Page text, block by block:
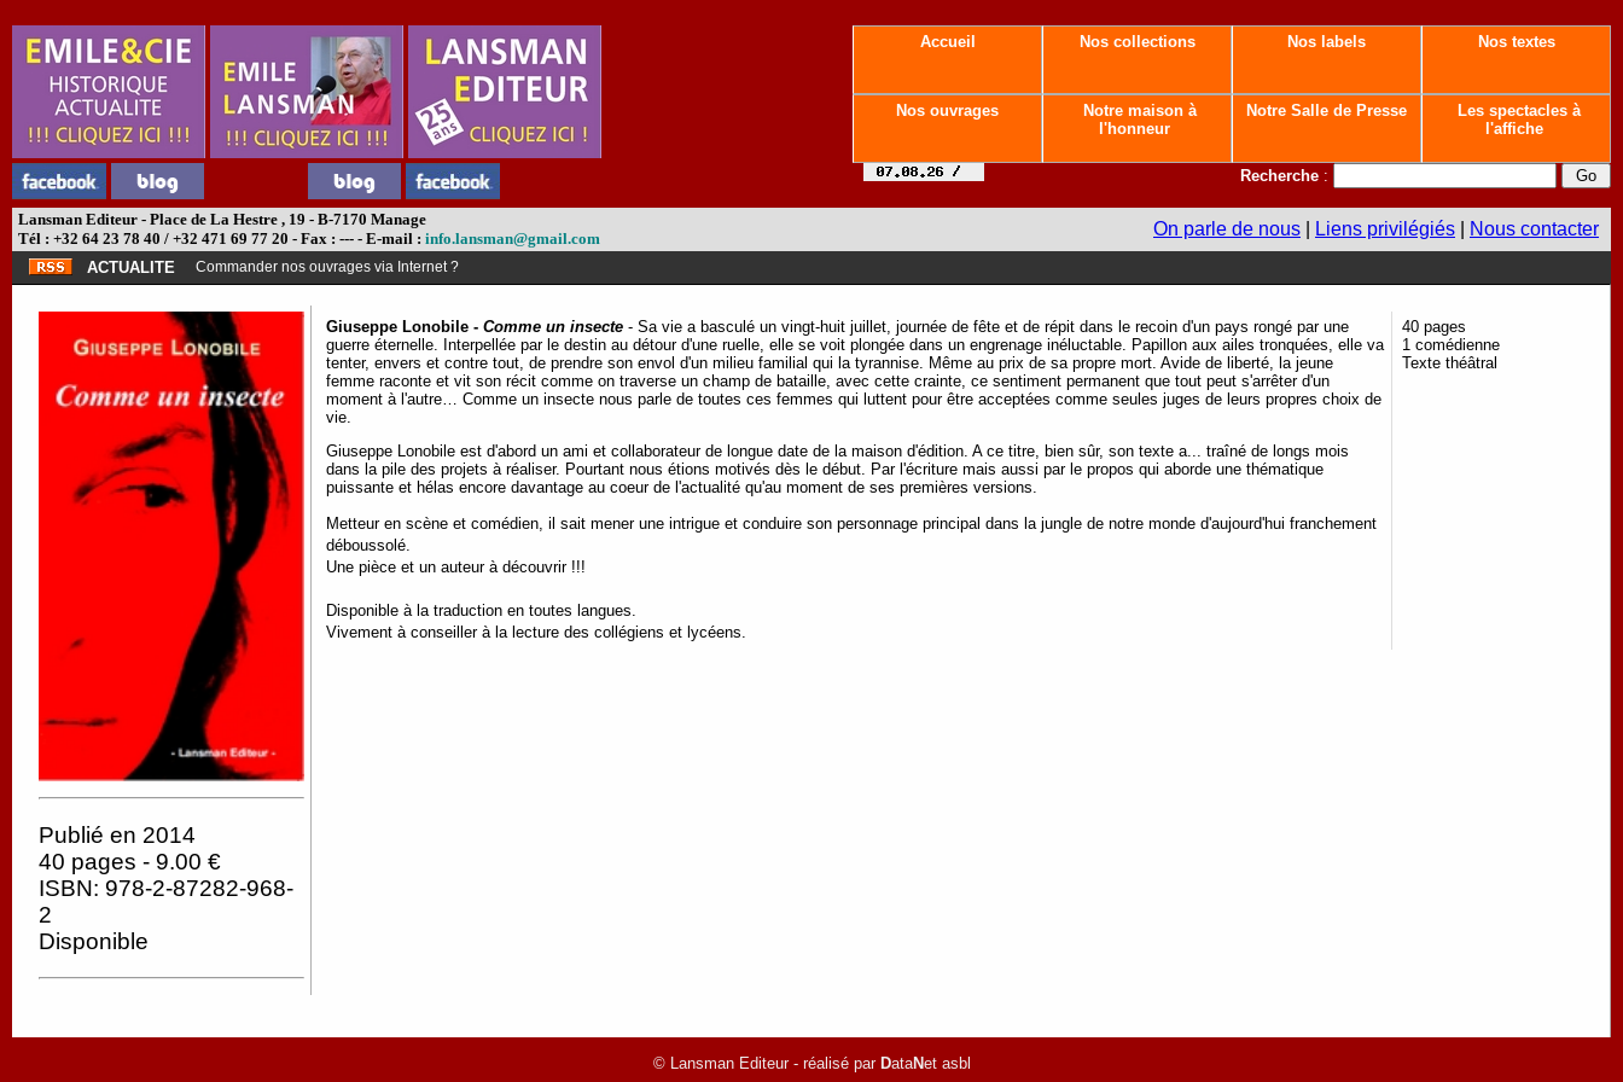
Accueil Nos collections Nos labels Nos textes
Nos ouvrages
Notre maison à
l'honneur
Notre Salle de Presse
Les spectacles à
l'affiche
Recherche :
Lansman Editeur - Place de La Hestre , 19 - B-7170 Manage
Tél : +32 64 23 78 40 / +32 471 69 77 20 - Fax : --- - E-mail : info.lansman@gmail.com On parle de nous Liens privilégiés Nous contacter
ACTUALITE Commander nos ouvrages via Internet ?
Publié en 2014
40 pages - 9.00 €
ISBN: 978-2-87282-968-
2
Disponible
Giuseppe Lonobile - Comme un insecte - Sa vie a basculé un vingt-huit juillet, journée de fête et de répit dans le recoin d'un pays rongé par une
guerre éternelle. Interpellée par le destin au détour d'une ruelle, elle se voit plongée dans un engrenage inéluctable. Papillon aux ailes tronquées, elle va
tenter, envers et contre tout, de prendre son envol d'un milieu familial qui la tyrannise. Même au prix de sa propre mort. Avide de liberté, la jeune
femme raconte et vit son récit comme on traverse un champ de bataille, avec cette crainte, ce sentiment permanent que tout peut s'arrêter d'un
moment à l'autre… Comme un insecte nous parle de toutes ces femmes qui luttent pour être acceptées comme seules juges de leurs propres choix de
vie.
Giuseppe Lonobile est d'abord un ami et collaborateur de longue date de la maison d'édition. A ce titre, bien sûr, son texte a... traîné de longs mois
dans la pile des projets à réaliser. Pourtant nous étions motivés dès le début. Par l'écriture mais aussi par le propos qui aborde une thématique
puissante et hélas encore davantage au coeur de l'actualité qu'au moment de ses premières versions.
Metteur en scène et comédien, il sait mener une intrigue et conduire son personnage principal dans la jungle de notre monde d'aujourd'hui franchement
déboussolé.
Une pièce et un auteur à découvrir !!!
Disponible à la traduction en toutes langues.
Vivement à conseiller à la lecture des collégiens et lycéens.
40 pages
1 comédienne
Texte théâtral
© Lansman Editeur - réalisé par DataNet asbl